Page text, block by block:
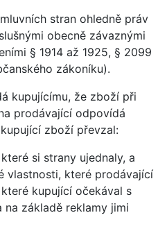
stran ohledně práv
obecně závaznými
§ 1914 až 1925, § 2099
zákoníku).
že zboží při
prodávající odpovídá
zboží převzal:
si strany ujednaly, a
vlastnosti, které prodávající
kupující očekával s
základě reklamy jimi